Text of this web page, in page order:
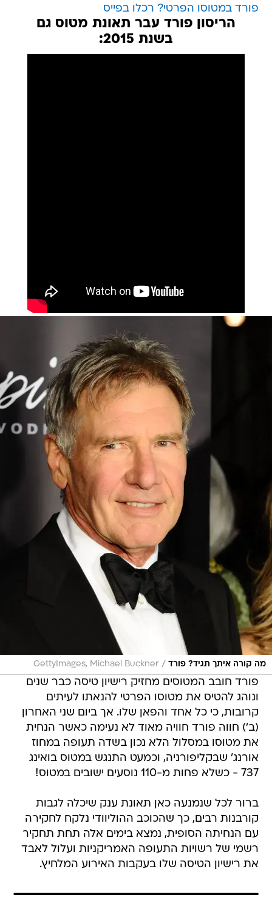
פורד במטוסו הפרטי? רכלו בפייס
הריסון פורד עבר תאונת מטוס גם
בשנת 2015:
מה קורה איתך תגיד? פורד /
GettyImages, Michael Buckner
פורד חובב המטוסים מחזיק רישיון טיסה כבר שנים
ונוהג להטיס את מטוסו הפרטי להנאתו לעיתים
קרובות, כי כל אחד והפאן שלו. אך ביום שני האחרון
(ב') חווה פורד חוויה מאוד לא נעימה כאשר הנחית
את מטוסו במסלול הלא נכון בשדה תעופה במחוז
אורנג' שבקליפורניה, וכמעט התנגש במטוס בואינג
737 - כשלא פחות מ-110 נוסעים ישובים במטוס!
ברור לכל שנמנעה כאן תאונת ענק שיכלה לגבות
קורבנות רבים, כך שהכוכב ההוליוודי נלקח לחקירה
עם הנחיתה הסופית, נמצא בימים אלה תחת תחקיר
רשמי של רשויות התעופה האמריקניות ועלול לאבד
את רישיון הטיסה שלו בעקבות האירוע המלחיץ.